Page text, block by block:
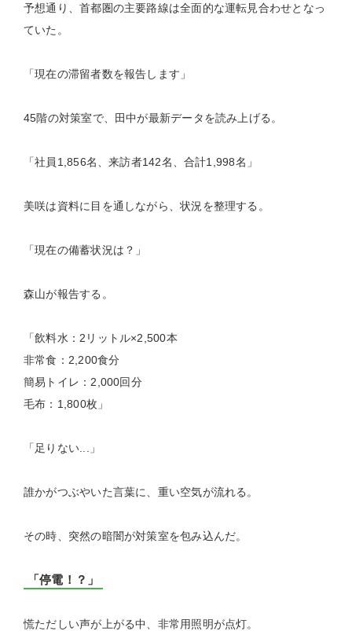
予想通り、首都圏の主要路線は全面的な運転見合わせとなっ
ていた。
「現在の滞留者数を報告します」
45階の対策室で、田中が最新データを読み上げる。
「社員1,856名、来訪者142名、合計1,998名」
美咲は資料に目を通しながら、状況を整理する。
「現在の備蓄状況は？」
森山が報告する。
「飲料水：2リットル×2,500本
非常食：2,200食分
簡易トイレ：2,000回分
毛布：1,800枚」
「足りない...」
誰かがつぶやいた言葉に、重い空気が流れる。
その時、突然の暗闇が対策室を包み込んだ。
「停電！？」
慌ただしい声が上がる中、非常用照明が点灯。